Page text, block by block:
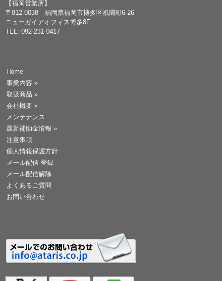
【福岡営業所】
〒812-0038 福岡県福岡市博多区祇園町6-26
ニューガイアオフィス博多8F
TEL: 092-231-0417
Home
事業内容 »
取扱商品 »
会社概要 »
メンテナンス
最新補助金情報 »
注意事項
個人情報保護方針
メール配信 登録
メール配信解除
よくあるご質問
お問い合わせ